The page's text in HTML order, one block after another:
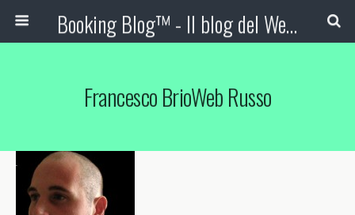
Booking Blog™ - Il blog del Web Marketing Turistico
Francesco BrioWeb Russo